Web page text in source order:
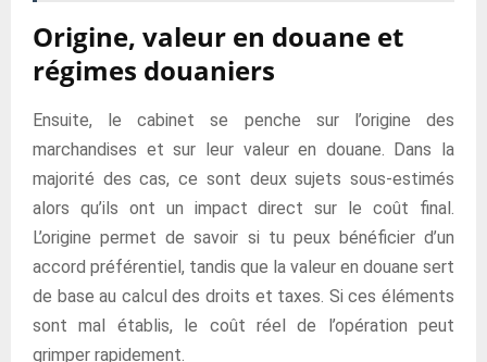
Origine, valeur en douane et
régimes douaniers
Ensuite, le cabinet se penche sur l’origine des
marchandises et sur leur valeur en douane. Dans la
majorité des cas, ce sont deux sujets sous-estimés
alors qu’ils ont un impact direct sur le coût final.
L’origine permet de savoir si tu peux bénéficier d’un
accord préférentiel, tandis que la valeur en douane sert
de base au calcul des droits et taxes. Si ces éléments
sont mal établis, le coût réel de l’opération peut
grimper rapidement.